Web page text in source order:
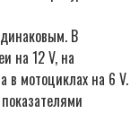
В
на 12 V, на
в мотоциклах на 6 V.